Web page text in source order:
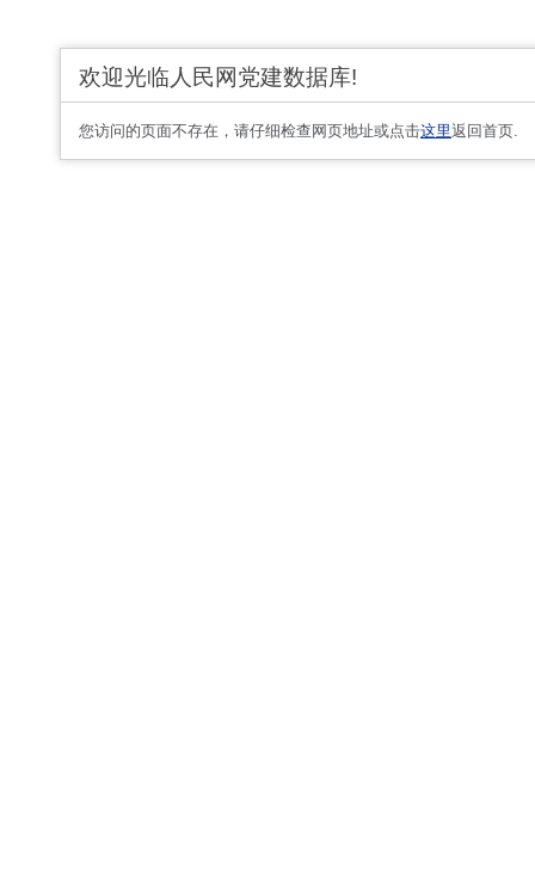
欢迎光临人民网党建数据库!
您访问的页面不存在，请仔细检查网页地址或点击这里返回首页.